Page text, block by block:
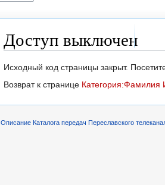
Доступ выключен
Перейти
к
Перейти
к
Исходный код страницы закрыт.
Возврат к странице Категория:Фамилия
Описание Каталога передач Переславского